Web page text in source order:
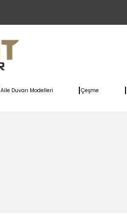
Aile Duvarı Modelleri Çeşme